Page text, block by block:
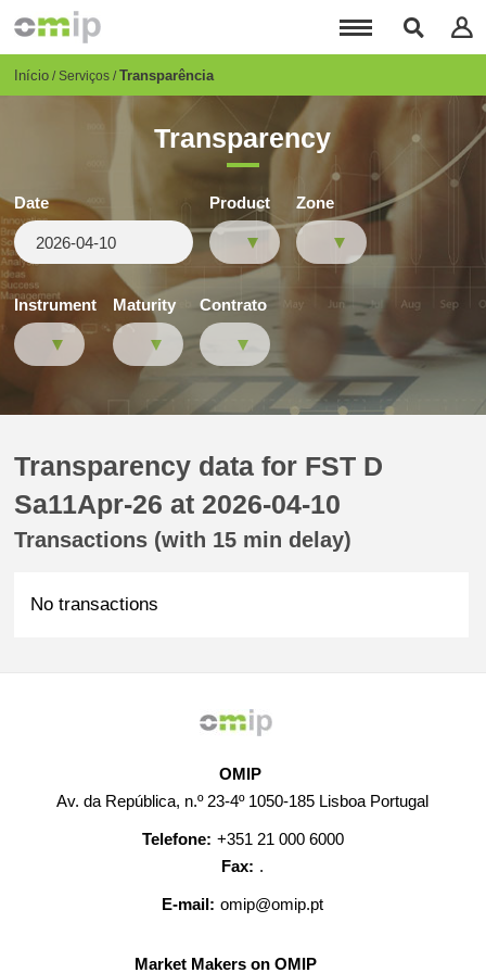
para
conteúdo
Breadcrumb
Início Serviços Transparência
Transparency
Date Product Zone
Instrument Maturity Contrato
Transparency data for FST D
Sa11Apr-26 at 2026-04-10
Transactions (with 15 min delay)
No transactions
OMIP
Av. da República, n.º 23-4º 1050-185 Lisboa Portugal
Telefone: +351 21 000 6000
Fax: .
E-mail: omip@omip.pt
Market Makers on OMIP